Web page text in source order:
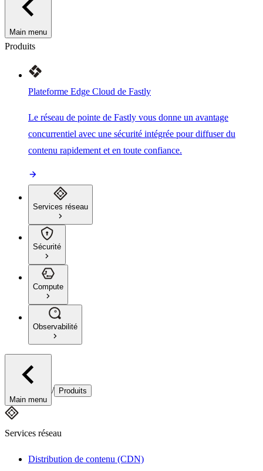
Main menu
Produits
Plateforme Edge Cloud de Fastly
Le réseau de pointe de Fastly vous donne un avantage
concurrentiel avec une sécurité intégrée pour diffuser du
contenu rapidement et en toute confiance.
Services réseau
Sécurité
Compute
Observabilité
Main menu
/ Produits
Services réseau
Distribution de contenu (CDN)